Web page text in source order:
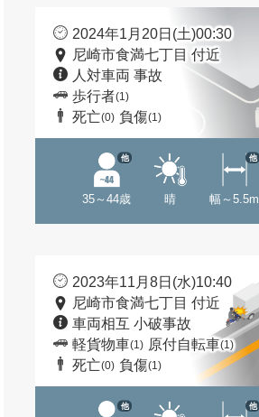
2024年1月20日(土)00:30
尼崎市食満七丁目 付近
人対車両 事故
歩行者(1)
死亡(0) 負傷(1)
35～44歳
他
晴 幅～5.5m
他
2023年11月8日(水)10:40
尼崎市食満七丁目 付近
車両相互 小破事故
軽貨物車(1) 原付自転車(1)
死亡(0) 負傷(1)
他 他